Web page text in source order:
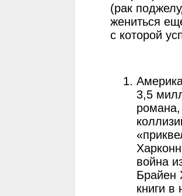
(рак
жениться
с которой
3,5
романа,
война
Брайен
книги